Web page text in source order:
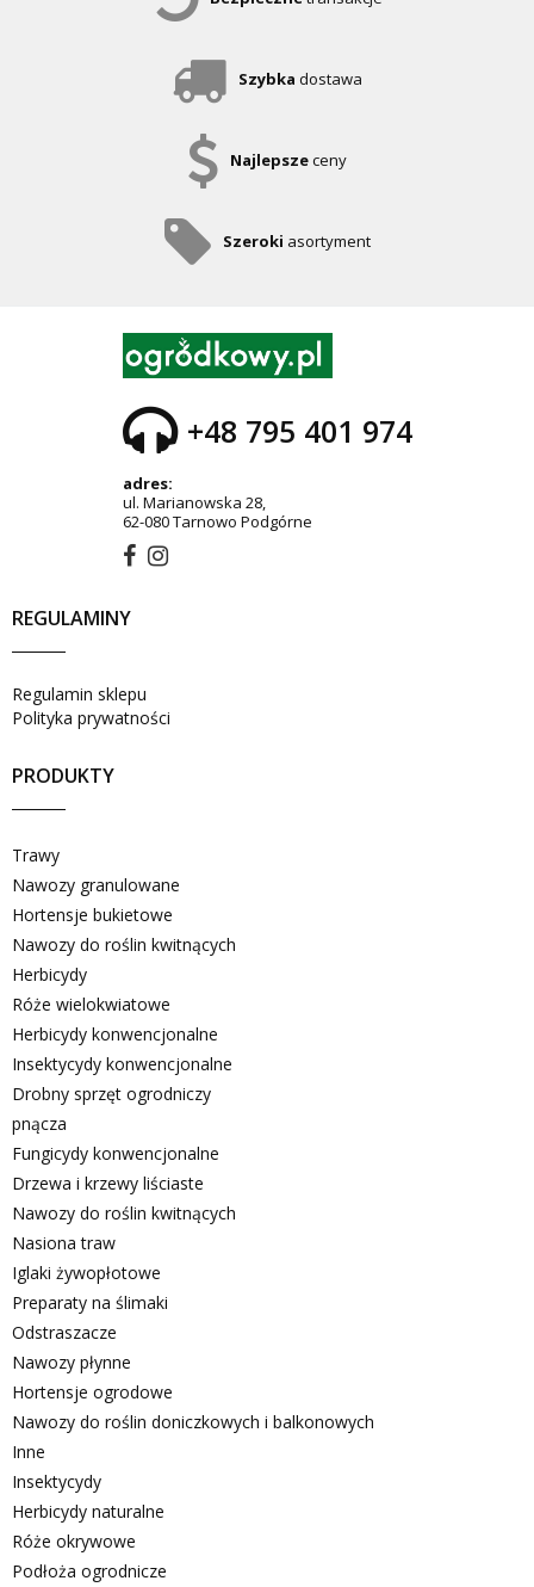
Szybka dostawa
Najlepszeceny
Szeroki asortyment
+48 795 401 974
adres:
ul. Marianowska 28,
62-080 Tarnowo Podgórne
REGULAMINY
Regulamin sklepu
Polityka prywatności
PRODUKTY
Trawy
Nawozy granulowane
Hortensje bukietowe
Nawozy do roślin kwitnących
Herbicydy
Róże wielokwiatowe
Herbicydy konwencjonalne
Insektycydy konwencjonalne
Drobny sprzęt ogrodniczy
pnącza
Fungicydy konwencjonalne
Drzewa i krzewy liściaste
Nawozy do roślin kwitnących
Nasiona traw
Iglaki żywopłotowe
Preparaty na ślimaki
Odstraszacze
Nawozy płynne
Hortensje ogrodowe
Nawozy do roślin doniczkowych i balkonowych
Inne
Insektycydy
Herbicydy naturalne
Róże okrywowe
Podłoża ogrodnicze